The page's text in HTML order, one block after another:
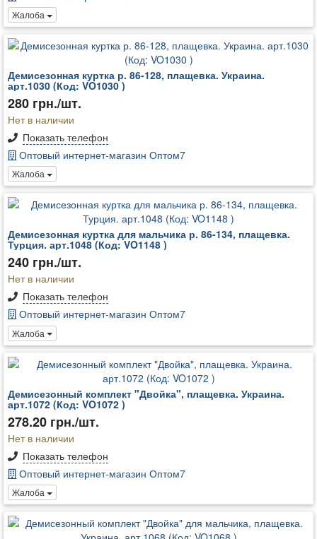
Жалоба
Демисезонная куртка р. 86-128, плащевка. Украина.
арт.1030 (Код: VO1030 )
280 грн./шт.
Нет в наличии
Показать телефон
Оптовый интернет-магазин Оптом7
Жалоба
Демисезонная куртка для мальчика р. 86-134, плащевка.
Турция. арт.1048 (Код: VO1148 )
240 грн./шт.
Нет в наличии
Показать телефон
Оптовый интернет-магазин Оптом7
Жалоба
Демисезонный комплект "Двойка", плащевка. Украина.
арт.1072 (Код: VO1072 )
278.20 грн./шт.
Нет в наличии
Показать телефон
Оптовый интернет-магазин Оптом7
Жалоба